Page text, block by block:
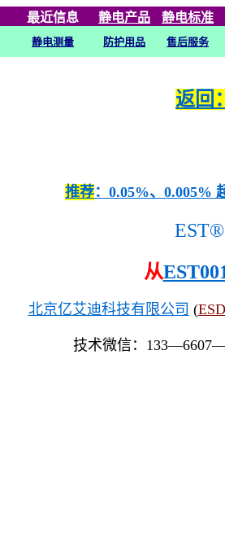
最近信息 静电产品 静电标准
静电测量 防护用品
售后服务
返回
推荐：0.05%、0.005%
EST®
从
北京亿艾迪科技有限公司 (
技术微信：